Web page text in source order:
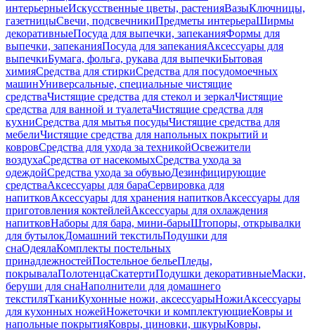
интерьерныеИскусственные цветы, растенияВазыКлючницы,
газетницыСвечи, подсвечникиПредметы интерьераШирмы
декоративныеПосуда для выпечки, запеканияФормы для
выпечки, запеканияПосуда для запеканияАксессуары для
выпечкиБумага, фольга, рукава для выпечкиБытовая
химияСредства для стиркиСредства для посудомоечных
машинУниверсальные, специальные чистящие
средстваЧистящие средства для стекол и зеркалЧистящие
средства для ванной и туалетаЧистящие средства для
кухниСредства для мытья посудыЧистящие средства для
мебелиЧистящие средства для напольных покрытий и
ковровСредства для ухода за техникойОсвежители
воздухаСредства от насекомыхСредства ухода за
одеждойСредства ухода за обувьюДезинфицирующие
средстваАксессуары для бараСервировка для
напитковАксессуары для хранения напитковАксессуары для
приготовления коктейлейАксессуары для охлаждения
напитковНаборы для бара, мини-барыШтопоры, открывалки
для бутылокДомашний текстильПодушки для
снаОдеялаКомплекты постельных
принадлежностейПостельное бельеПледы,
покрывалаПолотенцаСкатертиПодушки декоративныеМаски,
беруши для снаНаполнители для домашнего
текстиляТканиКухонные ножи, аксессуарыНожиАксессуары
для кухонных ножейНожеточки и комплектующиеКовры и
напольные покрытияКовры, циновки, шкурыКовры,